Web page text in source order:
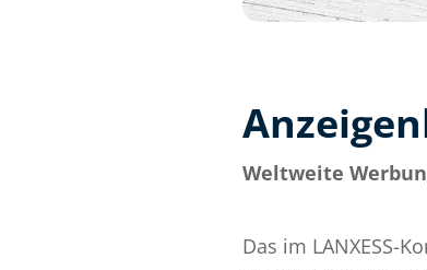
Weltweite
Das im LANXESS-